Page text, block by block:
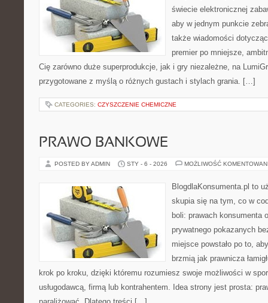
świecie elektronicznej
aby w jednym punkcie
także wiadomości
premier po mniejsze,
Cię zarówno duże superprodukcje, jak i gry niezależne, na
przygotowane z myślą o różnych gustach i stylach grania. […]
CATEGORIES: CZYSZCZENIE CHEMICZNE
PRAWO BANKOWE
POSTED BY ADMIN STY - 6 - 2026 MOŻLIWOŚĆ
BlogdlaKonsumenta.pl to
skupia się na tym, co w
boli: prawach konsumenta
prywatnego pokazanych
miejsce powstało po to,
brzmią jak prawnicza
krok po kroku, dzięki któremu rozumiesz swoje możliwości w
usługodawcą, firmą lub kontrahentem. Idea strony jest prosta: